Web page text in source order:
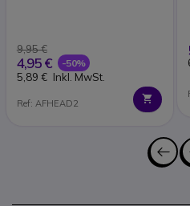
9,95 €
4,95 € -50%
5,89 € Inkl. MwSt.
Ref: AFHEAD2